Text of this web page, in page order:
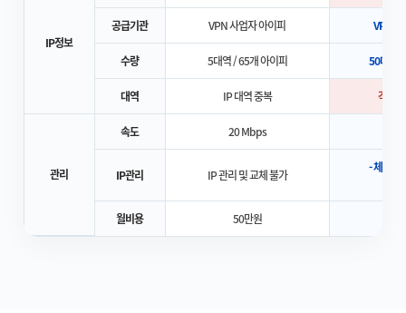
IP정보
공급기관 VPN 사업자 아이피 VPN
수량 5대역 / 65개 아이피 50대역 /
대역 IP 대역 중복 각각
관리
속도 20 Mbps
IP관리 IP 관리 및 교체 불가
- 체계적
월비용 50만원